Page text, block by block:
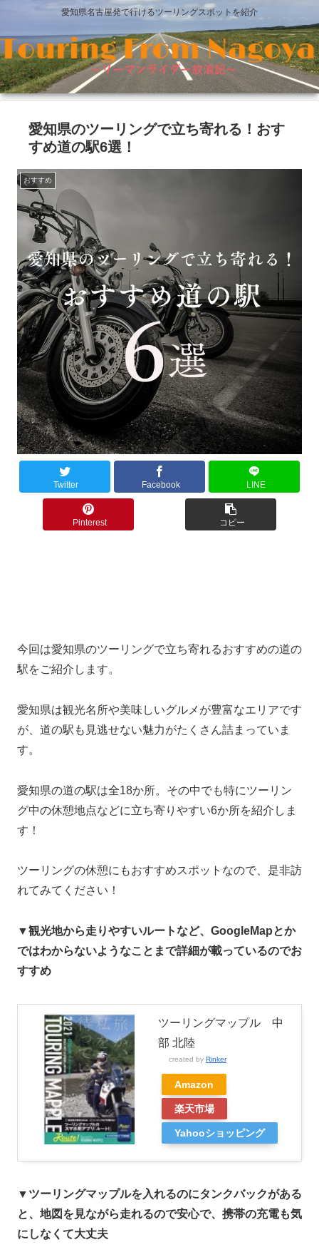
愛知県名古屋発で行けるツーリングスポットを紹介
愛知県のツーリングで立ち寄れる！おす
すめ道の駅6選！
おすすめ
Twitter Facebook LINE
Pinterest コピー
今回は愛知県のツーリングで立ち寄れるおすすめの道の
駅をご紹介します。
愛知県は観光名所や美味しいグルメが豊富なエリアです
が、道の駅も見逃せない魅力がたくさん詰まっていま
す。
愛知県の道の駅は全18か所。その中でも特にツーリン
グ中の休憩地点などに立ち寄りやすい6か所を紹介しま
す！
ツーリングの休憩にもおすすめスポットなので、是非訪
れてみてください！
▼観光地から走りやすいルートなど、GoogleMapとか
ではわからないようなことまで詳細が載っているのでお
すすめ
ツーリングマップル 中
部 北陸
created by Rinker
Amazon
楽天市場
Yahooショッピング
▼ツーリングマップルを入れるのにタンクバックがある
と、地図を見ながら走れるので安心で、携帯の充電も気
にしなくて大丈夫